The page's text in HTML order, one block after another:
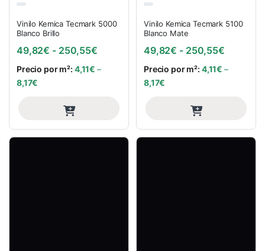
Vinilo Kemica Tecmark 5000
Blanco Brillo
49,82€ - 250,55€Rango de precios: desde 49,82€
Precio por m²: 4,11€ –
8,17€
Vinilo Kemica Tecmark 5100
Blanco Mate
49,82€ - 250,55€Rango
Precio por m²: 4,11€ –
8,17€